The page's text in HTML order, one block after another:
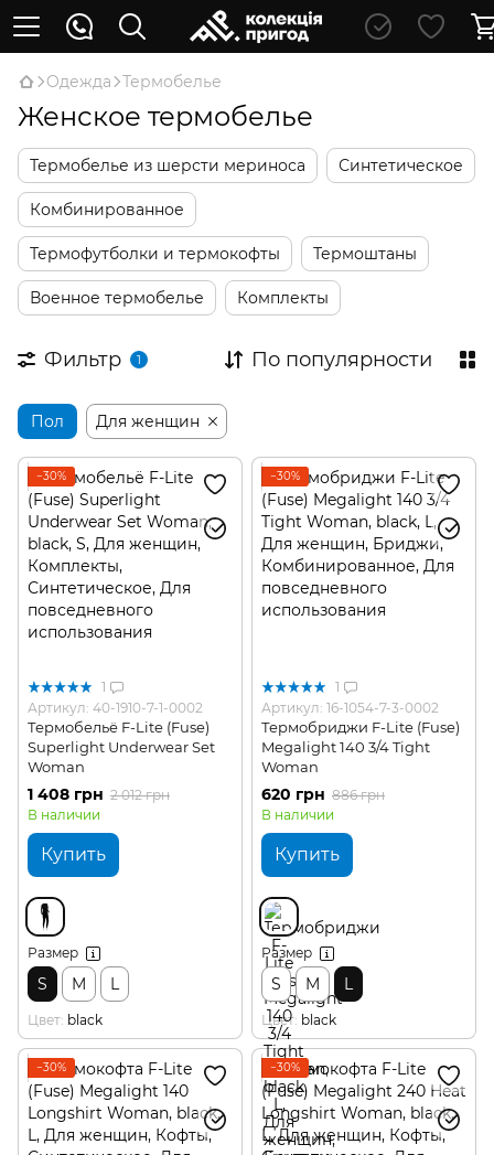
Oдежда Термобелье
Женское термобелье
Термобелье из шерсти мериноса Синтетическое
Комбинированное
Термофутболки и термокофты Термоштаны
Военное термобелье Комплекты
Фильтр 1 По популярности
Пол Для женщин
−30%
1
Артикул: 40-1910-7-1-0002
Термобельё F-Lite (Fuse)
Superlight Underwear Set
Woman
1 408 грн 2 012 грн
В наличии
Купить
Размер
S M L
Цвет black
−30%
1
Артикул: 16-1054-7-3-0002
Термобриджи F-Lite (Fuse)
Megalight 140 3/4 Tight
Woman
620 грн 886 грн
В наличии
Купить
Размер
S M L
Цвет black
−30% −30%